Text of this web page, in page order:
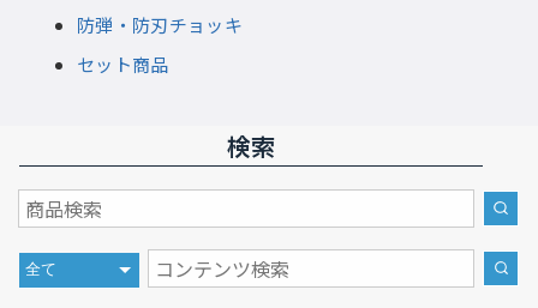
防弾・防刃チョッキ
セット商品
検索